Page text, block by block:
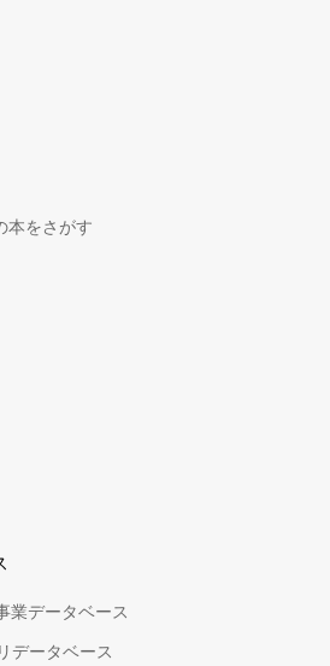
本をさがす
業データベース
データベース